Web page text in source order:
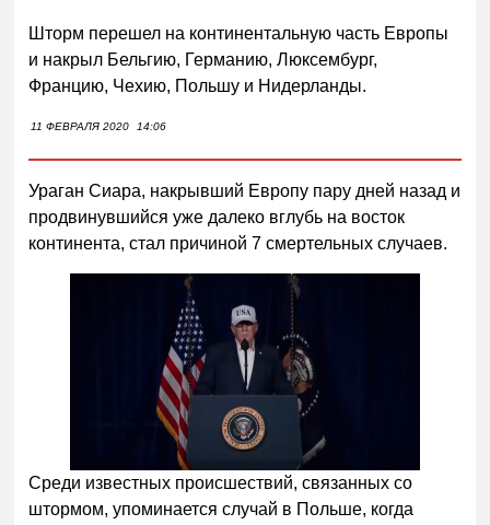
Шторм перешел на континентальную часть Европы
и накрыл Бельгию, Германию, Люксембург,
Францию, Чехию, Польшу и Нидерланды.
11 ФЕВРАЛЯ 2020 14:06
Ураган Сиара, накрывший Европу пару дней назад и
продвинувшийся уже далеко вглубь на восток
континента, стал причиной 7 смертельных случаев.
Следующее видео через
5
Отмена
Среди известных происшествий, связанных со
штормом, упоминается случай в Польше, когда